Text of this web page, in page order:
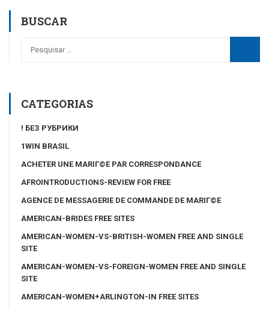
BUSCAR
CATEGORIAS
! БЕЗ РУБРИКИ
1WIN BRASIL
ACHETER UNE MARIГ©E PAR CORRESPONDANCE
AFROINTRODUCTIONS-REVIEW FOR FREE
AGENCE DE MESSAGERIE DE COMMANDE DE MARIГ©E
AMERICAN-BRIDES FREE SITES
AMERICAN-WOMEN-VS-BRITISH-WOMEN FREE AND SINGLE
SITE
AMERICAN-WOMEN-VS-FOREIGN-WOMEN FREE AND SINGLE
SITE
AMERICAN-WOMEN+ARLINGTON-IN FREE SITES